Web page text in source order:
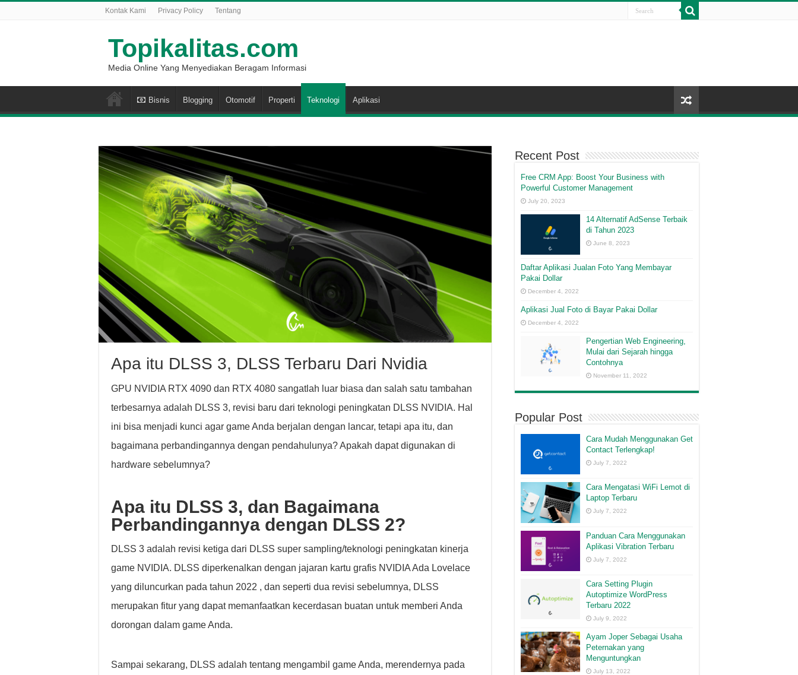
Kontak Kami Privacy Policy Tentang
Topikalitas.com
Media Online Yang Menyediakan Beragam Informasi
Bisnis Blogging Otomotif Properti Teknologi Aplikasi
Apa itu DLSS 3, DLSS Terbaru Dari Nvidia
GPU NVIDIA RTX 4090 dan RTX 4080 sangatlah luar biasa dan salah satu tambahan
terbesarnya adalah DLSS 3, revisi baru dari teknologi peningkatan DLSS NVIDIA. Hal
ini bisa menjadi kunci agar game Anda berjalan dengan lancar, tetapi apa itu, dan
bagaimana perbandingannya dengan pendahulunya? Apakah dapat digunakan di
hardware sebelumnya?
Apa itu DLSS 3, dan Bagaimana
Perbandingannya dengan DLSS 2?
DLSS 3 adalah revisi ketiga dari DLSS super sampling/teknologi peningkatan kinerja
game NVIDIA. DLSS diperkenalkan dengan jajaran kartu grafis NVIDIA Ada Lovelace
yang diluncurkan pada tahun 2022 , dan seperti dua revisi sebelumnya, DLSS
merupakan fitur yang dapat memanfaatkan kecerdasan buatan untuk memberi Anda
dorongan dalam game Anda.
Sampai sekarang, DLSS adalah tentang mengambil game Anda, merendernya pada
Recent Post
Free CRM App: Boost Your Business with
Powerful Customer Management
July 20, 2023
14 Alternatif AdSense Terbaik
di Tahun 2023
June 8, 2023
Daftar Aplikasi Jualan Foto Yang Membayar
Pakai Dollar
December 4, 2022
Aplikasi Jual Foto di Bayar Pakai Dollar
December 4, 2022
Pengertian Web Engineering,
Mulai dari Sejarah hingga
Contohnya
November 11, 2022
Popular Post
Cara Mudah Menggunakan Get
Contact Terlengkap!
July 7, 2022
Cara Mengatasi WiFi Lemot di
Laptop Terbaru
July 7, 2022
Panduan Cara Menggunakan
Aplikasi Vibration Terbaru
July 7, 2022
Cara Setting Plugin
Autoptimize WordPress
Terbaru 2022
July 9, 2022
Ayam Joper Sebagai Usaha
Peternakan yang
Menguntungkan
July 13, 2022